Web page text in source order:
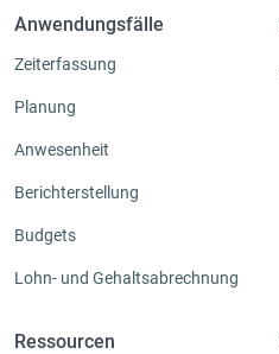
Anwendungsfälle
Zeiterfassung
Planung
Anwesenheit
Berichterstellung
Budgets
Lohn- und Gehaltsabrechnung
Ressourcen